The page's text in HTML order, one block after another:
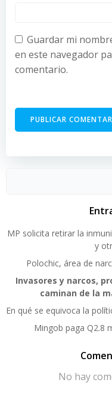
Guardar mi
en este navegador
comentario.
MP solicita retirar la
y
Polochic, área de
Invasores y narcos,
caminan de la
En qué se equivoca la
Mingob paga Q2.8
No hay